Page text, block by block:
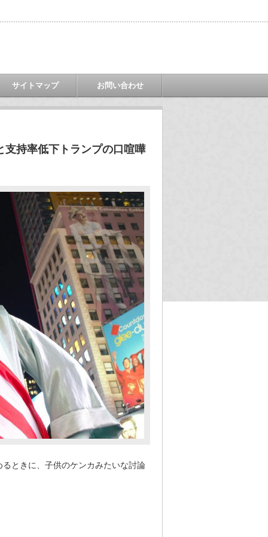
サイトマップ お問い合わせ
支持率低下トランプの口喧嘩
ときに、子供のケンカみたいな討論